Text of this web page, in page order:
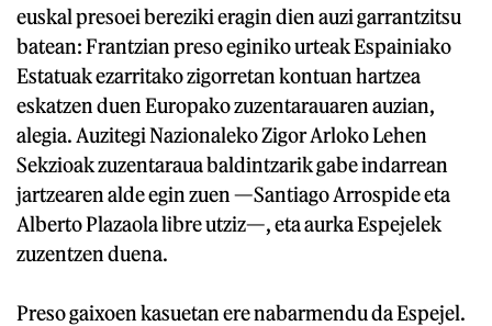
euskal presoei bereziki eragin dien auzi garrantzitsu
batean: Frantzian preso eginiko urteak Espainiako
Estatuak ezarritako zigorretan kontuan hartzea
eskatzen duen Europako zuzentarauaren auzian,
alegia. Auzitegi Nazionaleko Zigor Arloko Lehen
Sekzioak zuzentaraua baldintzarik gabe indarrean
jartzearen alde egin zuen —Santiago Arrospide eta
Alberto Plazaola libre utziz—, eta aurka Espejelek
zuzentzen duena.
Preso gaixoen kasuetan ere nabarmendu da Espejel.